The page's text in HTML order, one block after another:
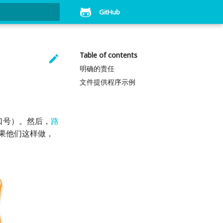
GitHub
Table of contents
明确的责任
文件提供程序示例

）。然后， 路
他们这样做，